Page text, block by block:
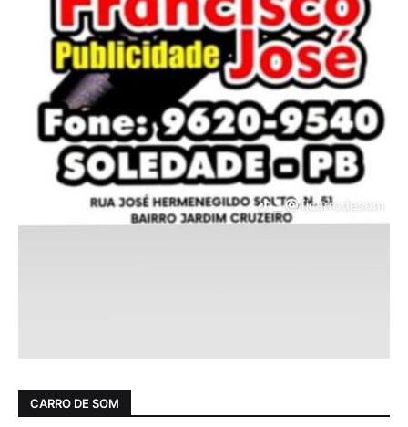
CARRO DE SOM